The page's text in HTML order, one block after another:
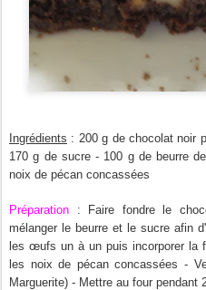
Ingrédients : 200 g de chocolat noir
170 g de sucre - 100 g de beurre
noix de pécan concassées
Préparation : Faire fondre le
mélanger le beurre et le sucre afin
les œufs un à un puis incorporer la
les noix de pécan concassées -
Marguerite) - Mettre au four pendant